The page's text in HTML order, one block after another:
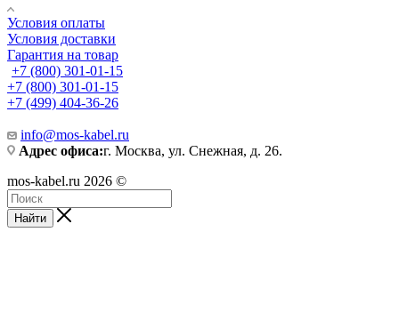
Условия оплаты
Условия доставки
Гарантия на товар
+7 (800) 301-01-15
+7 (800) 301-01-15
+7 (499) 404-36-26
info@mos-kabel.ru
Адрес офиса:г. Москва, ул. Снежная, д. 26.
mos-kabel.ru 2026 ©
Найти